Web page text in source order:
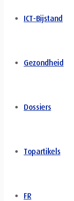
ICT-Bijstand
Gezondheid
Dossiers
Topartikels
FR